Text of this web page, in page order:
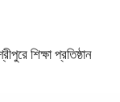
শিক্ষা প্রতিষ্ঠান